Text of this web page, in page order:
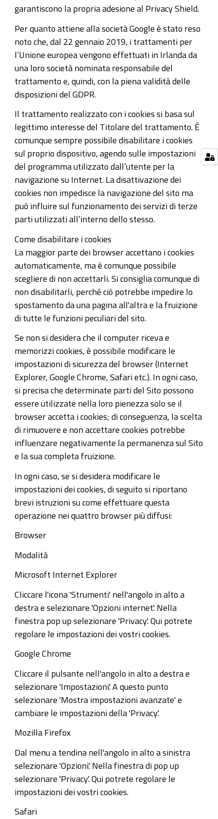
garantiscono la propria adesione al Privacy Shield.
Per quanto attiene alla società Google è stato reso
noto che, dal 22 gennaio 2019, i trattamenti per
l’Unione europea vengono effettuati in Irlanda da
una loro società nominata responsabile del
trattamento e, quindi, con la piena validità delle
disposizioni del GDPR.
Il trattamento realizzato con i cookies si basa sul
legittimo interesse del Titolare del trattamento. È
comunque sempre possibile disabilitare i cookies
sul proprio dispositivo, agendo sulle impostazioni
del programma utilizzato dall’utente per la
navigazione su Internet. La disattivazione dei
cookies non impedisce la navigazione del sito ma
può influire sul funzionamento dei servizi di terze
parti utilizzati all’interno dello stesso.
Come disabilitare i cookies
La maggior parte dei browser accettano i cookies
automaticamente, ma è comunque possibile
scegliere di non accettarli. Si consiglia comunque di
non disabilitarli, perché ciò potrebbe impedire lo
spostamento da una pagina all'altra e la fruizione
di tutte le funzioni peculiari del sito.
Se non si desidera che il computer riceva e
memorizzi cookies, è possibile modificare le
impostazioni di sicurezza del browser (Internet
Explorer, Google Chrome, Safari etc.). In ogni caso,
si precisa che determinate parti del Sito possono
essere utilizzate nella loro pienezza solo se il
browser accetta i cookies; di conseguenza, la scelta
di rimuovere e non accettare cookies potrebbe
influenzare negativamente la permanenza sul Sito
e la sua completa fruizione.
In ogni caso, se si desidera modificare le
impostazioni dei cookies, di seguito si riportano
brevi istruzioni su come effettuare questa
operazione nei quattro browser più diffusi:
Browser
Modalità
Microsoft Internet Explorer
Cliccare l'icona 'Strumenti' nell'angolo in alto a
destra e selezionare 'Opzioni internet'. Nella
finestra pop up selezionare 'Privacy'. Qui potrete
regolare le impostazioni dei vostri cookies.
Google Chrome
Cliccare il pulsante nell'angolo in alto a destra e
selezionare 'Impostazioni'. A questo punto
selezionare 'Mostra impostazioni avanzate' e
cambiare le impostazioni della 'Privacy'.
Mozilla Firefox
Dal menu a tendina nell'angolo in alto a sinistra
selezionare 'Opzioni'. Nella finestra di pop up
selezionare 'Privacy'. Qui potrete regolare le
impostazioni dei vostri cookies.
Safari